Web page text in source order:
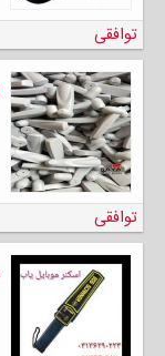
توافقی
توافقی